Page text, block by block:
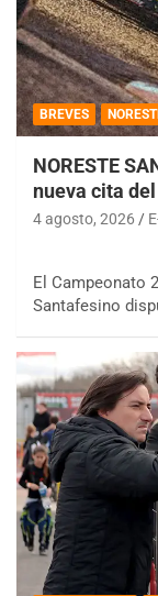
BREVES
NORESTE
nueva cita
4 agosto, 2026
El Campeonato
Santafesino